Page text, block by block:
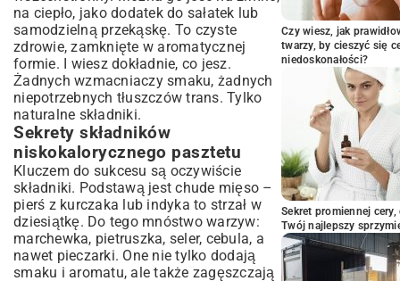
resztek
Podsumowanie: Smakuj zdrowie bez
wyrzutów sumienia!
na ciepło, jako dodatek do sałatek lub
samodzielną przekąskę. To czyste
zdrowie, zamknięte w aromatycznej
formie. I wiesz dokładnie, co jesz.
Żadnych wzmacniaczy smaku, żadnych
niepotrzebnych tłuszczów trans. Tylko
naturalne składniki.
Sekrety składników
niskokalorycznego pasztetu
Kluczem do sukcesu są oczywiście
składniki. Podstawą jest chude mięso –
pierś z kurczaka lub indyka to strzał w
dziesiątkę. Do tego mnóstwo warzyw:
marchewka, pietruszka, seler, cebula, a
nawet pieczarki. One nie tylko dodają
smaku i aromatu, ale także zagęszczają
Czy wiesz, jak
twarzy, by cieszyć się
niedoskonałości?
Sekret promiennej
Twój najlepszy